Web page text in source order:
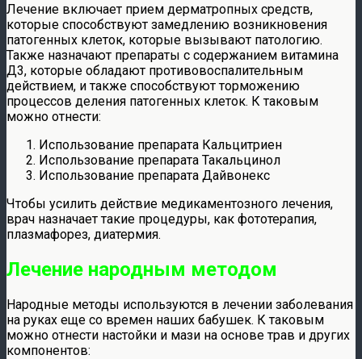
Лечение включает прием дерматропных средств,
которые способствуют замедлению возникновения
патогенных клеток, которые вызывают патологию.
Также назначают препараты с содержанием витамина
Д3, которые обладают противовоспалительным
действием, и также способствуют торможению
процессов деления патогенных клеток. К таковым
можно отнести:
Использование препарата Кальцитриен
Использование препарата Такальцинол
Использование препарата Дайвонекс
Чтобы усилить действие медикаментозного лечения,
врач назначает такие процедуры, как фототерапия,
плазмафорез, диатермия.
Лечение народным методом
Народные методы используются в лечении заболевания
на руках еще со времен наших бабушек. К таковым
можно отнести настойки и мази на основе трав и других
компонентов: